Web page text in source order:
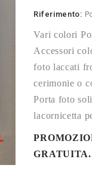
Riferimento:
Vari colori
Accessori
foto laccati
cerimonie o
Porta foto
lacornicetta
GRATUITA.